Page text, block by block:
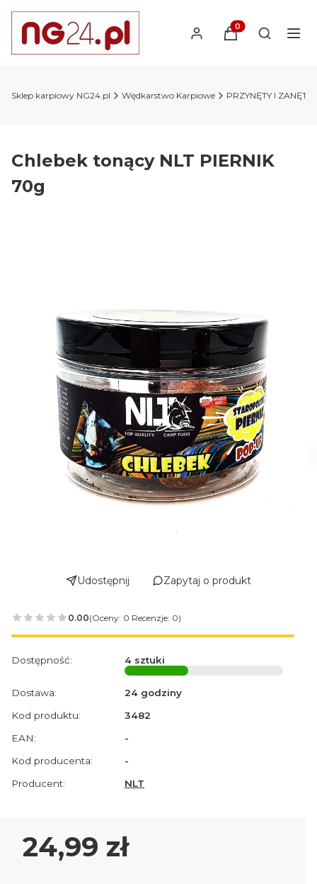
Produkty w
Otwórz
Sklep karpiowy NG24.pl Wędkarstwo Karpiowe PRZYNĘTY I ZANĘTY
Chlebek tonący NLT PIERNIK
70g
Udostępnij Zapytaj o produkt
0.00(Oceny: 0 Recenzje: 0)
Dostępność: 4 sztuki
Dostawa:
24 godziny
Kod produktu:
3482
EAN:
-
Kod producenta:
-
Producent:
NLT
Cena
24,99 zł